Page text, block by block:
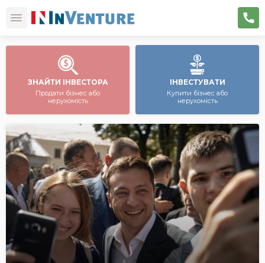
ЗНАЙТИ ІНВЕСТОРА
Продати бізнес або
нерухомість
ІНВЕСТУВАТИ
Купити бізнес або
нерухомість